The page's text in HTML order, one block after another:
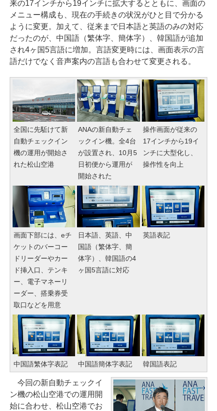
来の17インチから19インチに拡大するとともに、画面の
メニュー構成も、現在の手続きの状況がひと目で分かる
ように変更。加えて、従来まで日本語と英語のみの対応
だったのが、中国語（繁体字、簡体字）、韓国語が追加
され4ヶ国5言語に増加。言語変更時には、画面表示の言
語だけでなく音声案内の言語も合わせて変更される。
全国に先駈けて新
自動チェックイン
機の運用が開始さ
れた松山空港
ANAの新自動チェ
ックイン機。全4台
が設置され、10月5
日初便から運用が
開始された
操作画面が従来の
17インチから19イ
ンチに大型化し、
操作性を向上
画面下部には、eチ
ケットのバーコー
ドリーダーやカー
ド挿入口、テンキ
ー、電子マネーリ
ーダー、搭乗券受
取口などを用意
日本語、英語、中
国語（繁体字、簡
体字）、韓国語の4
ヶ国5言語に対応
英語表記
中国語繁体字表記 中国語簡体字表記 韓国語表記
今回の新自動チェックイ
ン機の松山空港での運用開
始に合わせ、松山空港でお